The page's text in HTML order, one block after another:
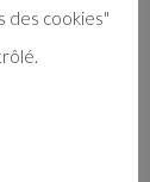
des cookies"